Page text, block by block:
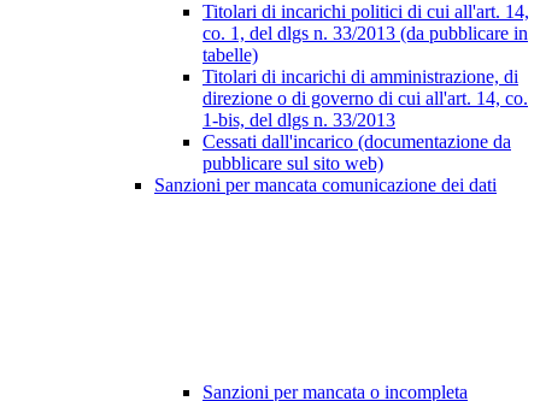
Titolari di incarichi politici di cui all'art. 14,
co. 1, del dlgs n. 33/2013 (da pubblicare in
tabelle)
Titolari di incarichi di amministrazione, di
direzione o di governo di cui all'art. 14, co.
1-bis, del dlgs n. 33/2013
Cessati dall'incarico (documentazione da
pubblicare sul sito web)
Sanzioni per mancata comunicazione dei dati
Sanzioni per mancata o incompleta